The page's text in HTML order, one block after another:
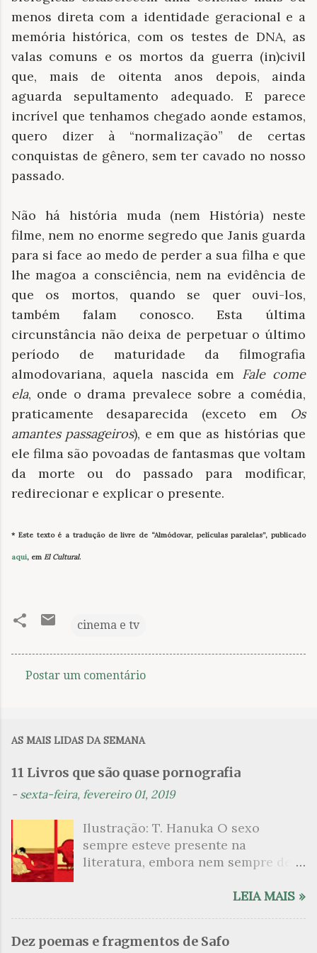
menos direta com a identidade geracional e a
memória histórica, com os testes de DNA, as
valas comuns e os mortos da guerra (in)civil
que, mais de oitenta anos depois, ainda
aguarda sepultamento adequado. E parece
incrível que tenhamos chegado aonde estamos,
quero dizer à “normalização” de certas
conquistas de gênero, sem ter cavado no nosso
passado.
Não há história muda (nem História) neste
filme, nem no enorme segredo que Janis guarda
para si face ao medo de perder a sua filha e que
lhe magoa a consciência, nem na evidência de
que os mortos, quando se quer ouvi-los,
também falam conosco. Esta última
circunstância não deixa de perpetuar o último
período de maturidade da filmografia
almodovariana, aquela nascida em Fale come
ela, onde o drama prevalece sobre a comédia,
praticamente desaparecida (exceto em Os
amantes passageiros), e em que as histórias que
ele filma são povoadas de fantasmas que voltam
da morte ou do passado para modificar,
redirecionar e explicar o presente.
* Este texto é a tradução de livre de “Almódovar, películas paralelas”, publicado
aqui, em El Cultural.
cinema e tv
n
t
i
o
Postar um comentário
AS MAIS LIDAS DA SEMANA
11 Livros que são quase pornografia
- sexta-feira, fevereiro 01, 2019
Ilustração: T. Hanuka O sexo
sempre esteve presente na
literatura, embora nem sempre de
que mergulharam em sua própria
psicanalítico e findaram por revelar
LEIA MAIS »
Dez poemas e fragmentos de Safo